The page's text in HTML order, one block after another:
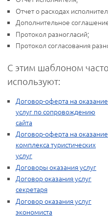
Отчет о расходах
Дополнительное
Протокол разногласий;
Протокол согласования
С этим шаблоном часто
используют:
Договор-оферта на оказание
услуг по сопровождению
сайта
Договор-оферта на оказание
комплекса туристических
услуг
Договоры оказания услуг
Договор оказания услуг
секретаря
Договор оказания услуг
экономиста